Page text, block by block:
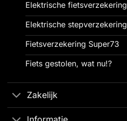
Elektrische fietsverzekering
Elektrische stepverzekering
Fietsverzekering Super73
Fiets gestolen, wat nu!?
Zakelijk